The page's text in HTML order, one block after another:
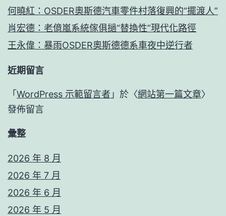
何曉紅：OSDER奧斯德汽車零件村落復興的“擺渡人”
肖宏德：老億嵐系統傢俱撾“替換性”現代化路徑
王永偉：暴雨OSDER奧斯德德系車夜中逆行者
近期留言
「 WordPress 示範留言者 」於〈網站第一篇文章〉
發佈留言
彙整
2026 年 8 月
2026 年 7 月
2026 年 6 月
2026 年 5 月